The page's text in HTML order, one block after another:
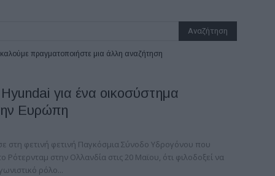
πραγματοποιήστε μια άλλη αναζήτηση
για ένα οικοσύστημα
Ευρώπη
στη φετινή φετινή Παγκόσμια Σύνοδο Υδρογόνου που
Ρότερνταμ στην Ολλανδία στις 20 Μαϊου, ότι φιλοδοξεί να
ρόλο...